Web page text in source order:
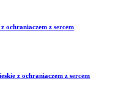
ochraniaczem z sercem
z ochraniaczem z sercem